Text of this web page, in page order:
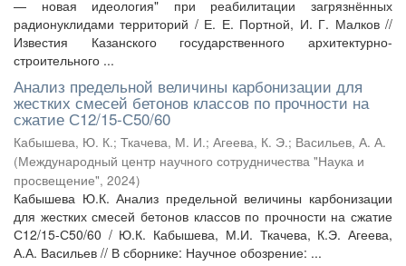
— новая идеология" при реабилитации загрязнённых
радионуклидами территорий / Е. Е. Портной, И. Г. Малков //
Известия Казанского государственного архитектурно-
строительного ...
Анализ предельной величины карбонизации для
жестких смесей бетонов классов по прочности на
сжатие С12/15-С50/60
Кабышева, Ю. К.; Ткачева, М. И.; Агеева, К. Э.; Васильев, А. А.
(Международный центр научного сотрудничества "Наука и
просвещение", 2024)
Кабышева Ю.К. Анализ предельной величины карбонизации
для жестких смесей бетонов классов по прочности на сжатие
С12/15-С50/60 / Ю.К. Кабышева, М.И. Ткачева, К.Э. Агеева,
А.А. Васильев // В сборнике: Научное обозрение: ...